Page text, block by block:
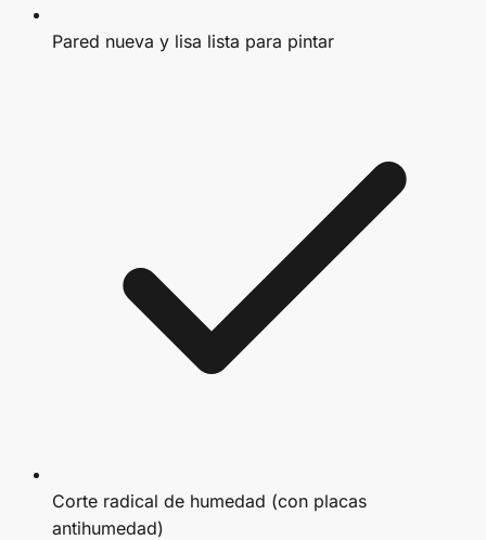
Pared nueva y lisa lista para pintar
Corte radical de humedad (con placas
antihumedad)